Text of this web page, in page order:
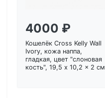
4000 ₽
Кошелёк Cross Kelly Wall
Ivory, кожа наппа,
гладкая, цвет "слоновая
кость", 19,5 x 10,2 x 2 см